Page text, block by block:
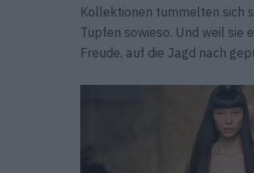
Kollektionen tummelten sich
Tupfen sowieso. Und weil sie
Freude, auf die Jagd nach